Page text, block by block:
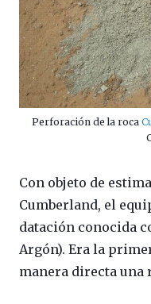
Perforación de la roca
Con objeto de
Cumberland, el
datación conocida
Argón). Era la
manera directa una